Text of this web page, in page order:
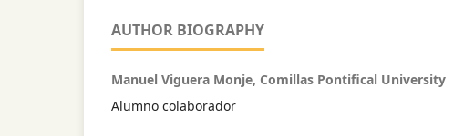
AUTHOR BIOGRAPHY
Manuel Viguera Monje, Comillas Pontifical University
Alumno colaborador